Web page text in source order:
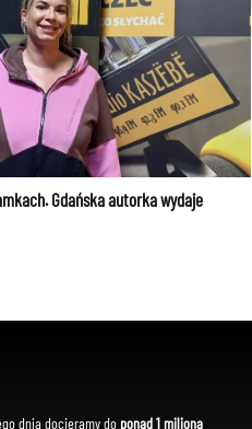
Gdańska autorka wydaje
dnia docieramy do ponad 1 miliona